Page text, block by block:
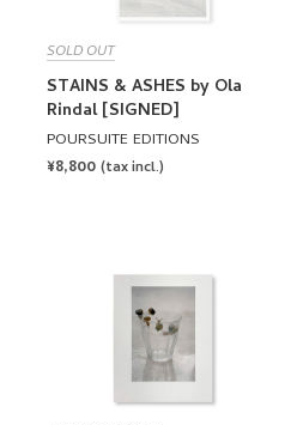
SOLD OUT
STAINS & ASHES by Ola
Rindal [SIGNED]
POURSUITE EDITIONS
REGULAR
¥8,800 (tax incl.)